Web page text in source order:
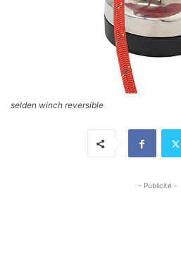
selden winch reversible
- Publicité -